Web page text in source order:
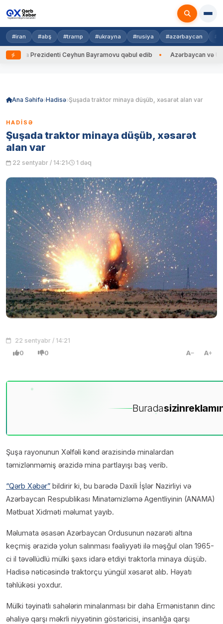
#iran #abş #tramp #ukrayna #rusiya #azərbaycan
Prezidenti Ceyhun Bayramovu qəbul edib Azərbaycan və
Ana Səhifə Hadisə Şuşada traktor minaya düşüb, xəsarət alan var
HADISƏ
Şuşada traktor minaya düşüb, xəsarət
alan var
22 sentyabr / 14:21 1 dəq
22 sentyabr / 14:21
0 0 A A
Buradasizin
Şuşa rayonunun Xəlfəli kənd ərazisində minalardan
təmizlənməmiş ərazidə mina partlayışı baş verib.
“Qərb Xəbər” bildirir ki, bu barədə Daxili İşlər Nazirliyi və
Azərbaycan Respublikası Minatəmizləmə Agentliyinin (ANAMA)
Mətbuat Xidməti məlumat yayıb.
Məlumata əsasən Azərbaycan Ordusunun nəzarəti altına
keçmiş ərazidə yolun salınması fəaliyyəti ilə məşğul olan 1965-
ci il təvəllüdlü mülki şəxs idarə etdiyi traktorla minaya düşüb.
Hadisə nəticəsində traktorçu yüngül xəsarət alıb. Həyatı
təhlükəsi yoxdur.
Mülki təyinatlı sahələrin minalanması bir daha Ermənistanın dinc
əhaliyə qarşı məkrli niyyətinin göstəricisi, insanlığa qarşı